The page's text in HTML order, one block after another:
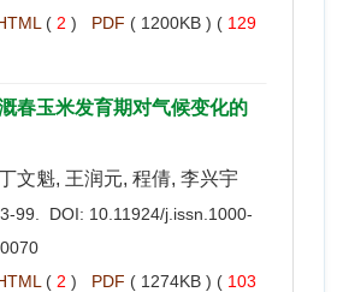
( 2 ) PDF ( 1200KB ) ( 129
春玉米发育期对气候变化的
文魁, 王润元, 程倩, 李兴宇
99. DOI: 10.11924/j.issn.1000-
( 2 ) PDF ( 1274KB ) ( 103